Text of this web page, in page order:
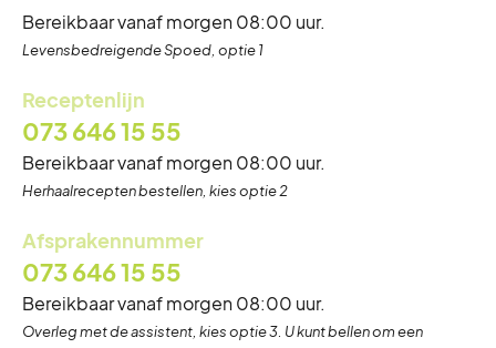
Bereikbaar vanaf morgen 08:00 uur.
Levensbedreigende Spoed, optie 1
Receptenlijn
073 646 15 55
Bereikbaar vanaf morgen 08:00 uur.
Herhaalrecepten bestellen, kies optie 2
Afsprakennummer
073 646 15 55
Bereikbaar vanaf morgen 08:00 uur.
Overleg met de assistent, kies optie 3. U kunt bellen om een
Zondag
Eerste kerstdag
Vrijdag 25 december
Tweede kerstdag
Zaterdag 26 december